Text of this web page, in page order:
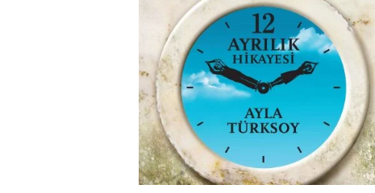
DEVAMINI OKU